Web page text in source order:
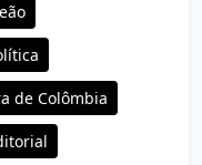
de Colômbia